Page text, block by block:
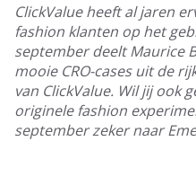
ClickValue heeft al jaren
fashion klanten op het
september deelt Maurice
mooie CRO-cases uit de
van ClickValue. Wil jij ook
originele fashion
september zeker naar